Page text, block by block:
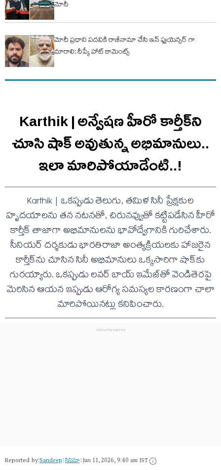
మోదీ
మోదీ ప్రధాని పదవికి రాజీనామా చేసి ఇన్ ఫ్లుయెన్సర్ గా
మారాలి: దీప్కే హాట్ కామెంట్స్
Karthik | అన్వేషణ హీరో కార్తీక్‌ని
చూసి షాక్ అవుతున్న అభిమానులు..
ఇలా మారిపోయాడేంటి..!
Karthik | ఒకప్పుడు తెలుగు, తమిళ సినీ ప్రేక్షకుల
హృదయాలను తన నటనతో, చిరునవ్వుతో కట్టిపడేసిన హీరో
కార్తీక్ తాజాగా అభిమానులను భావోద్వేగానికి గురిచేశారు.
సీనియర్ దర్శకుడు భారతిరాజా అంత్యక్రియలకు హాజరైన
కార్తీక్‌ను చూసిన సినీ అభిమానులు ఒక్కసారిగా షాక్‌కు
గురయ్యారు. ఒకప్పుడు లవర్ బాయ్ ఇమేజ్‌తో వెండితెరపై
మెరిసిన ఆయన ఇప్పుడు ఆరోగ్య సమస్యల కారణంగా చాలా
మారిపోయినట్లు కనిపించారు.
Reported by:Sandeep|సినిమా|Jun 11, 2026, 9:40 am IST